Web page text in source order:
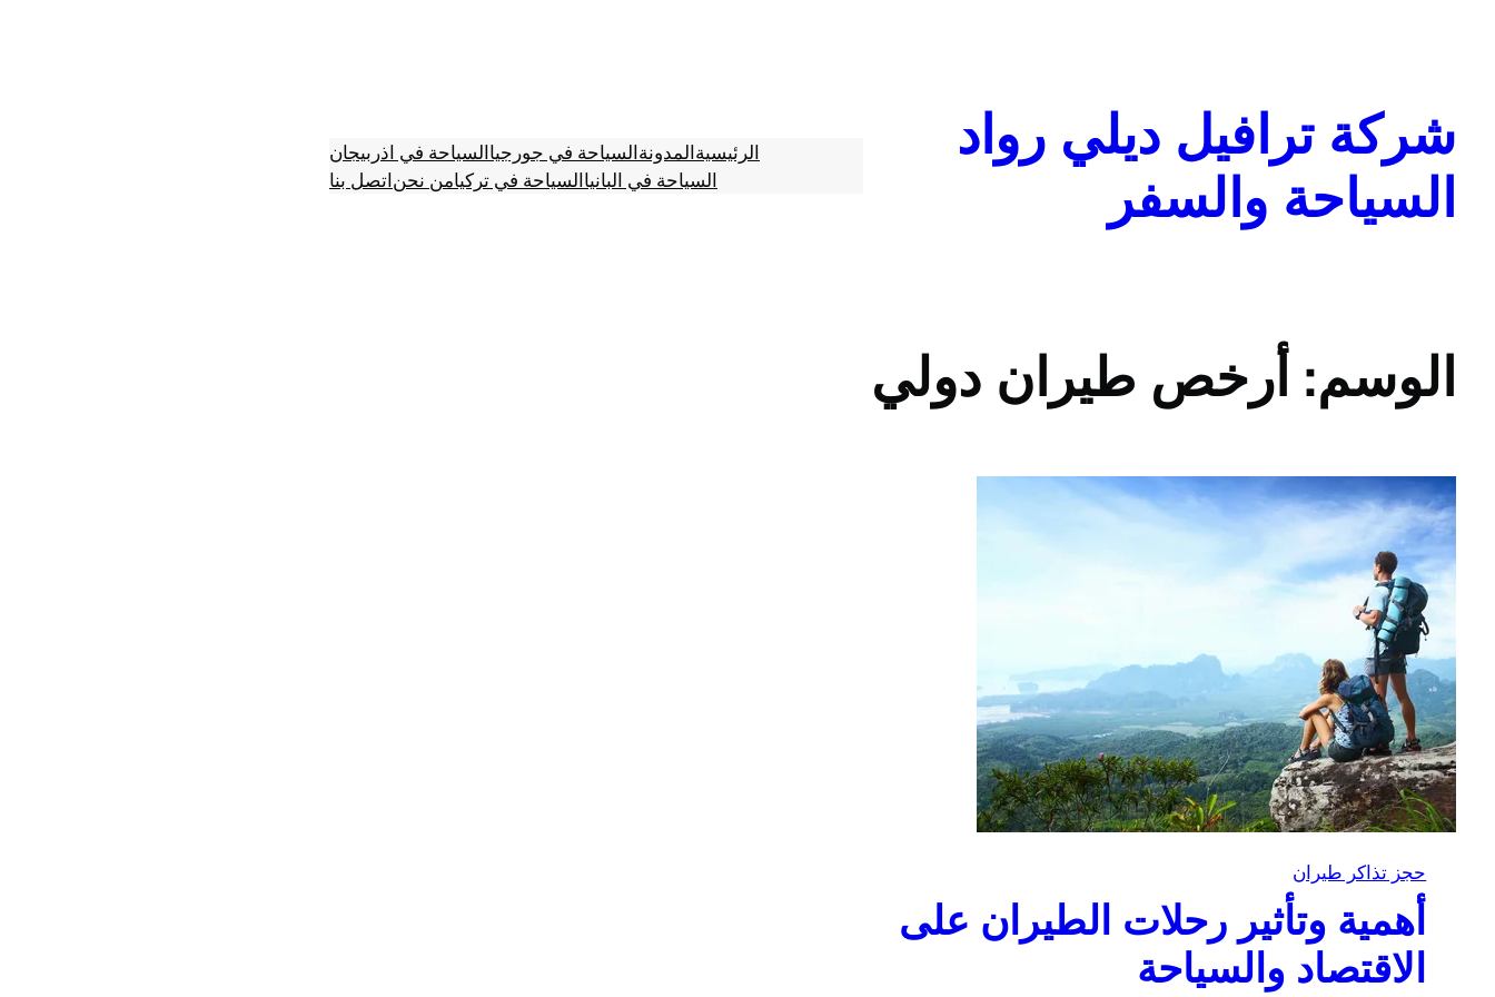
شركة ترافيل ديلي رواد
السياحة والسفر
الرئيسيةالمدونةالسياحة في جورجياالسياحة في اذربيجان
السياحة في البانياالسياحة في تركيامن نحناتصل بنا
الوسم: أرخص طيران دولي
حجز تذاكر طيران
أهمية وتأثير رحلات الطيران على
الاقتصاد والسياحة